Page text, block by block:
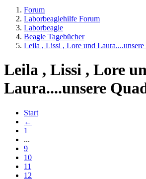
Forum
Laborbeaglehilfe Forum
Laborbeagle
Beagle Tagebücher
Leila , Lissi , Lore und
Leila , Lissi , Lore
Laura....unsere
Start
←
1
...
9
10
11
12